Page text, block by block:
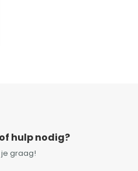
hulp nodig?
graag!